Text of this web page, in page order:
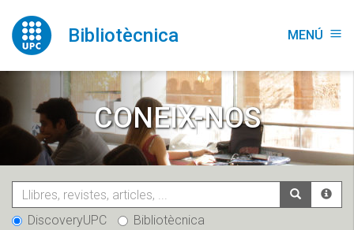
contingut
Bibliotècnica MENÚ menu
CONEIX-NOS
DiscoveryUPC Bibliotècnica